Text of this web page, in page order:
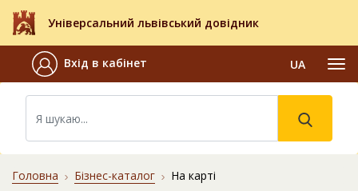
Універсальний львівський довідник
Вхід в кабінет UA
Головна Бізнес-каталог На карті